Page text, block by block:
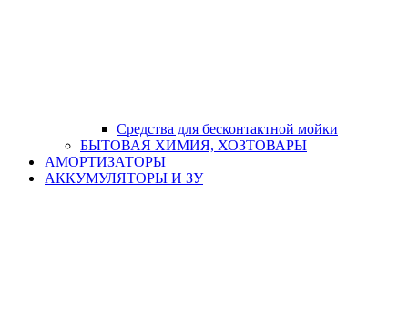
Средства для бесконтактной мойки
БЫТОВАЯ ХИМИЯ, ХОЗТОВАРЫ
АМОРТИЗАТОРЫ
АККУМУЛЯТОРЫ И ЗУ